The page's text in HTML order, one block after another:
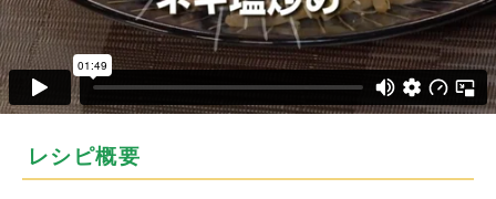
レシピ概要